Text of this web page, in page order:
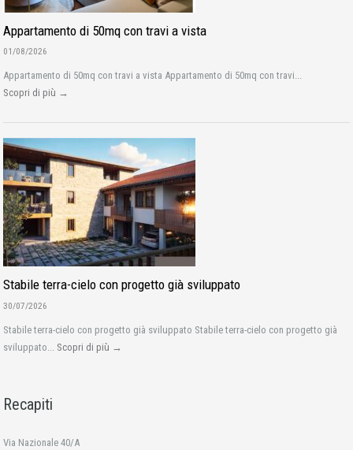
Appartamento di 50mq con travi a vista
01/08/2026
Appartamento di 50mq con travi a vista Appartamento di 50mq con travi...
Scopri di più →
Stabile terra-cielo con progetto già sviluppato
30/07/2026
Stabile terra-cielo con progetto già sviluppato Stabile terra-cielo con progetto già
sviluppato... Scopri di più →
Recapiti
Via Nazionale 40/A